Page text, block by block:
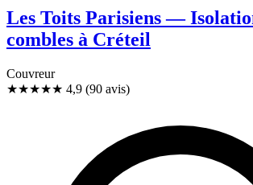
Les Toits Parisiens —
combles à Créteil
Couvreur
★★★★★ 4,9 (90 avis)